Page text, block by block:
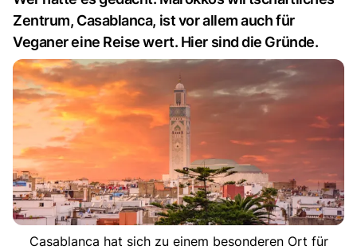
Zentrum, Casablanca, ist vor allem auch für
Veganer eine Reise wert. Hier sind die Gründe.
Casablanca hat sich zu einem besonderen Ort für